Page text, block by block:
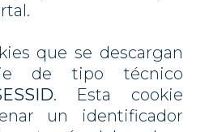
que se descargan
de tipo técnico
. Esta cookie
un identificador